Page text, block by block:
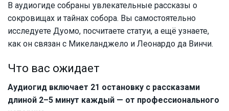
В аудиогиде собраны увлекательные рассказы о
сокровищах и тайнах собора. Вы самостоятельно
исследуете Дуомо, посчитаете статуи, а ещё узнаете,
как он связан с Микеланджело и Леонардо да Винчи.
Что вас ожидает
Аудиогид включает 21 остановку с рассказами
длиной 2–5 минут каждый — от профессионального